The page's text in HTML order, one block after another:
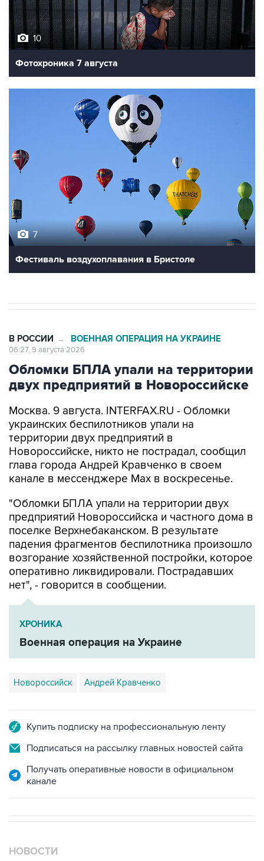
10
Фотохроника 7 августа
7
Фестиваль воздухоплавания в Бристоле
В РОССИИ → ВОЕННАЯ ОПЕРАЦИЯ НА УКРАИНЕ
06:27, 9 августа 2026
Обломки БПЛА упали на территории
двух предприятий в Новороссийске
Москва. 9 августа. INTERFAX.RU - Обломки
украинских беспилотников упали на
территории двух предприятий в
Новороссийске, никто не пострадал, сообщил
глава города Андрей Кравченко в своем
канале в мессенджере Max в воскресенье.
"Обломки БПЛА упали на территории двух
предприятий Новороссийска и частного дома в
поселке Верхнебаканском. В результате
падения фрагментов беспилотника произошло
возгорание хозяйственной постройки, которое
оперативно ликвидировали. Пострадавших
нет", - говорится в сообщении.
ХРОНИКА
Военная операция на Украине
Новороссийск Андрей Кравченко
Купить подписку на профессиональную ленту
Подписаться на рассылку главных новостей сайта
Получать оперативные новости в официальном
канале
НОВОСТИ